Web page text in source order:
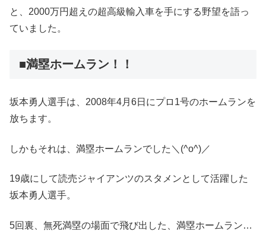
と、2000万円超えの超高級輸入車を手にする野望を語っ
ていました。
■満塁ホームラン！！
坂本勇人選手は、2008年4月6日にプロ1号のホームランを
放ちます。
しかもそれは、満塁ホームランでした＼(^o^)／
19歳にして読売ジャイアンツのスタメンとして活躍した
坂本勇人選手。
5回裏、無死満塁の場面で飛び出した、満塁ホームラン…